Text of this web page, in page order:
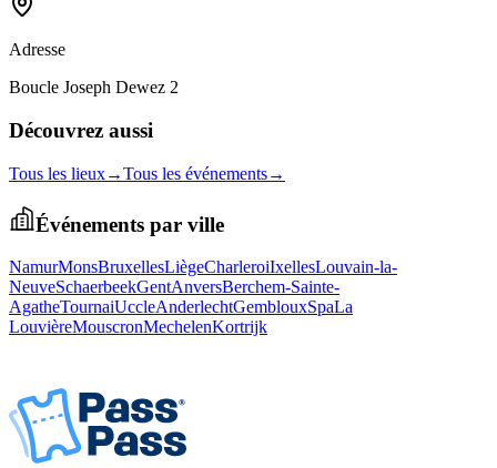
Adresse
Boucle Joseph Dewez 2
Découvrez aussi
Tous les lieux→Tous les événements→
Événements par ville
NamurMonsBruxellesLiègeCharleroiIxellesLouvain-la-
NeuveSchaerbeekGentAnversBerchem-Sainte-
AgatheTournaiUccleAnderlechtGemblouxSpaLa
LouvièreMouscronMechelenKortrijk